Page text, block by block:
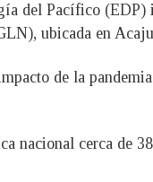
del Pacífico (EDP)
ubicada en
de la
nacional cerca de